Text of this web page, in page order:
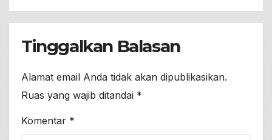
Tinggalkan Balasan
Alamat email Anda tidak akan dipublikasikan.
Ruas yang wajib ditandai *
Komentar *